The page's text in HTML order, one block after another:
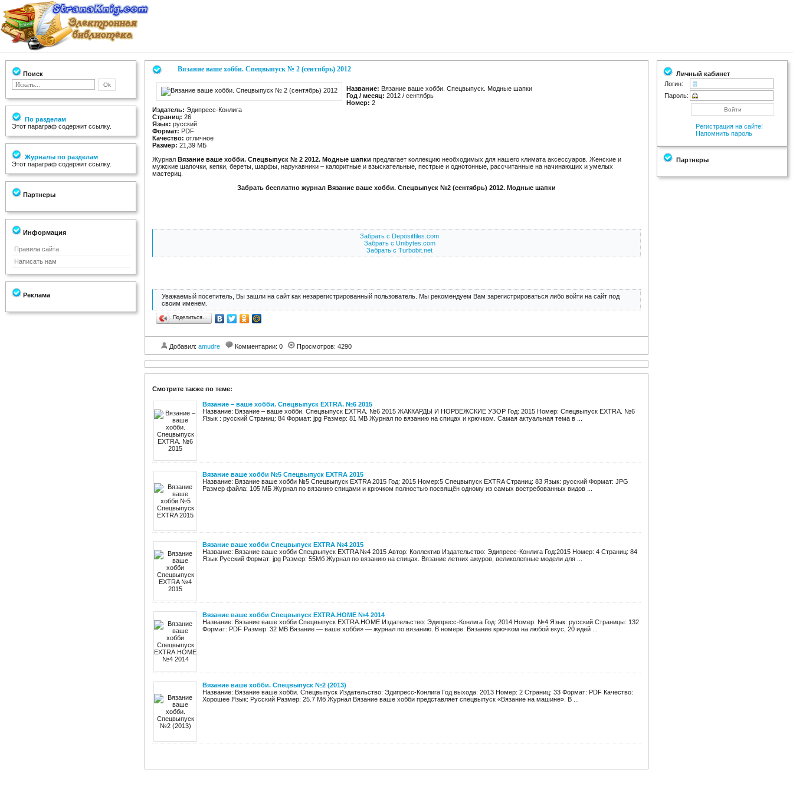
Поиск
По разделам
Этот параграф содержит ссылку.
Журналы по разделам
Этот параграф содержит ссылку.
Партнеры
Информация
Правила сайта
Написать нам
Реклама
Вязание ваше хобби. Спецвыпуск № 2 (сентябрь) 2012
Название: Вязание ваше хобби. Спецвыпуск. Модные шапки
Год / месяц: 2012 / сентябрь
Номер: 2
Издатель: Эдипресс-Конлига
Страниц: 26
Язык: русский
Формат: PDF
Качество: отличное
Размер: 21,39 МБ
Журнал Вязание ваше хобби. Спецвыпуск № 2 2012. Модные шапки предлагает коллекцию необходимых для нашего климата аксессуаров. Женские и
мужские шапочки, кепки, береты, шарфы, нарукавники – калоритные и взыскательные, пестрые и однотонные, рассчитанные на начинающих и умелых
мастериц.
Забрать бесплатно журнал Вязание ваше хобби. Спецвыпуск №2 (сентябрь) 2012. Модные шапки
Забрать с Depositfiles.com
Забрать с Unibytes.com
Забрать с Turbobit.net
Уважаемый посетитель, Вы зашли на сайт как незарегистрированный пользователь. Мы рекомендуем Вам зарегистрироваться либо войти на сайт под
своим именем.
Поделиться…
Добавил: amudre Комментарии: 0 Просмотров: 4290
Смотрите также по теме:
Вязание – ваше хобби. Спецвыпуск EXTRA. №6 2015
Название: Вязание – ваше хобби. Спецвыпуск EXTRA. №6 2015 ЖАККАРДЫ И НОРВЕЖСКИЕ УЗОР Год: 2015 Номер: Спецвыпуск EXTRA. №6
Язык : русский Страниц: 84 Формат: jpg Размер: 81 MB Журнал по вязанию на спицах и крючком. Самая актуальная тема в ...
Вязание ваше хобби №5 Спецвыпуск EXTRA 2015
Название: Вязание ваше хобби №5 Спецвыпуск EXTRA 2015 Год: 2015 Номер:5 Спецвыпуск EXTRA Страниц: 83 Язык: русский Формат: JPG
Размер файла: 105 МБ Журнал по вязанию спицами и крючком полностью посвящён одному из самых востребованных видов ...
Вязание ваше хобби Спецвыпуск EXTRA №4 2015
Название: Вязание ваше хобби Спецвыпуск EXTRA №4 2015 Автор: Коллектив Издательство: Эдипресс-Конлига Год:2015 Номер: 4 Страниц: 84
Язык Русский Формат: jpg Размер: 55Мб Журнал по вязанию на спицах. Вязание летних ажуров, великолепные модели для ...
Вязание ваше хобби Спецвыпуск EXTRA.HOME №4 2014
Название: Вязание ваше хобби Спецвыпуск EXTRA.HOME Издательство: Эдипресс-Конлига Год: 2014 Номер: №4 Язык: русский Страницы: 132
Формат: PDF Размер: 32 MB Вязание — ваше хобби» — журнал по вязанию. В номере: Вязание крючком на любой вкус, 20 идей ...
Вязание ваше хобби. Спецвыпуск №2 (2013)
Название: Вязание ваше хобби. Спецвыпуск Издательство: Эдипресс-Конлига Год выхода: 2013 Номер: 2 Страниц: 33 Формат: PDF Качество:
Хорошее Язык: Русский Размер: 25.7 Мб Журнал Вязание ваше хобби представляет спецвыпуск «Вязание на машине». В ...
Личный кабинет
Логин:
Пароль:
Регистрация на сайте!
Напомнить пароль
Партнеры